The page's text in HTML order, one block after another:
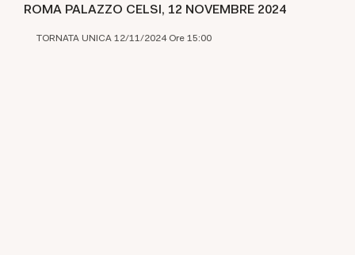
ROMA PALAZZO CELSI, 12 NOVEMBRE 2024
TORNATA UNICA 12/11/2024 Ore 15:00